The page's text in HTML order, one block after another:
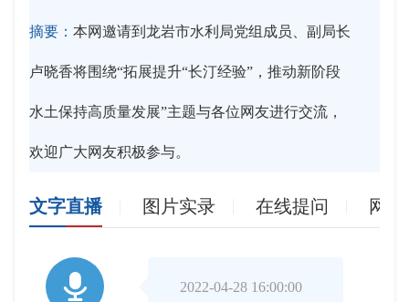
摘要： 本网邀请到龙岩市水利局党组成员、副局长
卢晓香将围绕“拓展提升“长汀经验”，推动新阶段
水土保持高质量发展”主题与各位网友进行交流，
欢迎广大网友积极参与。
文字直播 图片实录 在线提问 网

2022-04-28 16:00:00